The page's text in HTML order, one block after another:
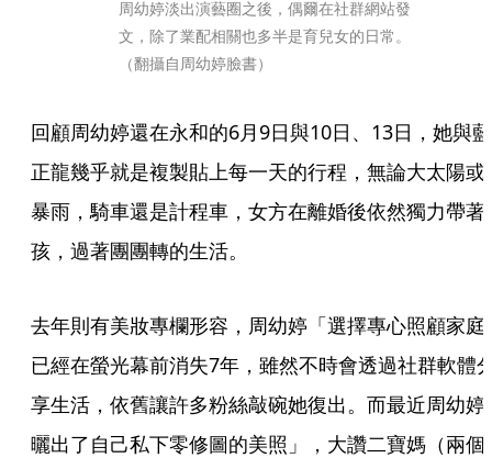
周幼婷淡出演藝圈之後，偶爾在社群網站發
文，除了業配相關也多半是育兒女的日常。
（翻攝自周幼婷臉書）
回顧周幼婷還在永和的6月9日與10日、13日，她與藍
正龍幾乎就是複製貼上每一天的行程，無論大太陽或
暴雨，騎車還是計程車，女方在離婚後依然獨力帶著
孩，過著團團轉的生活。
去年則有美妝專欄形容，周幼婷「選擇專心照顧家庭
已經在螢光幕前消失7年，雖然不時會透過社群軟體
享生活，依舊讓許多粉絲敲碗她復出。而最近周幼婷
曬出了自己私下零修圖的美照」，大讚二寶媽（兩個